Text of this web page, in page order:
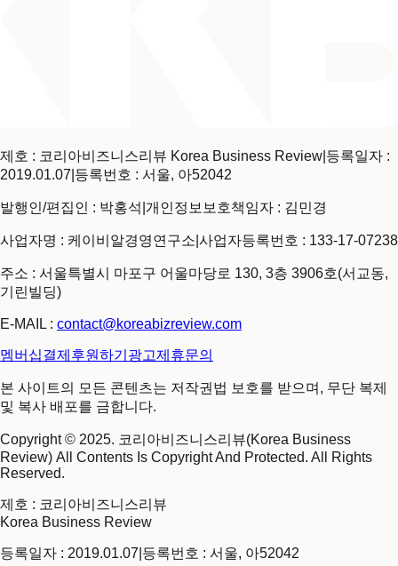
제호 : 코리아비즈니스리뷰 Korea Business Review 등록일자 :
2019.01.07 등록번호 : 서울, 아52042
발행인/편집인 : 박홍석 개인정보보호책임자 : 김민경
사업자명 : 케이비알경영연구소 사업자등록번호 : 133-17-07238
주소 : 서울특별시 마포구 어울마당로 130, 3층 3906호(서교동,
기린빌딩)
E-MAIL : contact@koreabizreview.com
멤버십결제 후원하기 광고제휴문의
본 사이트의 모든 콘텐츠는 저작권법 보호를 받으며, 무단 복제
및 복사 배포를 금합니다.
Copyright © 2025. 코리아비즈니스리뷰(Korea Business
Review) All Contents Is Copyright And Protected. All Rights
Reserved.
제호 : 코리아비즈니스리뷰
Korea Business Review
등록일자 : 2019.01.07 등록번호 : 서울, 아52042